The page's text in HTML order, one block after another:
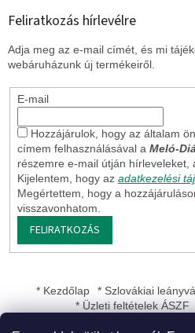
Feliratkozás hírlevélre
Adja meg az e-mail címét, és mi
webáruházunk új termékeiről.
E-mail
Hozzájárulok, hogy az általam
címem felhasználásával a Meló-
részemre e-mail útján hírleveleket,
Kijelentem, hogy az adatkezelési
Megértettem, hogy a
visszavonhatom.
FELIRATKOZÁS
* Kezdőlap * Szlovákiai
* Üzleti feltételek ÁSZF